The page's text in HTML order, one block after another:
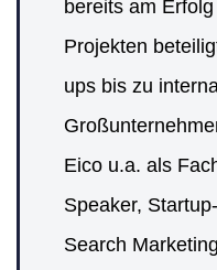
bereits am
Projekten
ups bis zu
Eico u.a. als
Speaker,
Search